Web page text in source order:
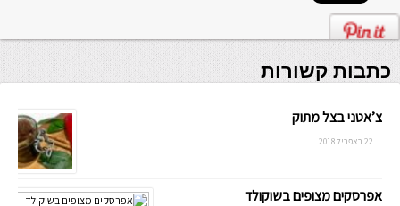
כתבות קשורות
צ’אטני בצל מתוק
22 באפריל 2018
אפרסקים מצופים בשוקולד